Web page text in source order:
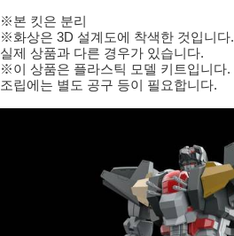
※본 킷은 분리
※화상은 3D 설계도에 착색한 것입니다.
실제 상품과 다른 경우가 있습니다.
※이 상품은 플라스틱 모델 키트입니다.
조립에는 별도 공구 등이 필요합니다.